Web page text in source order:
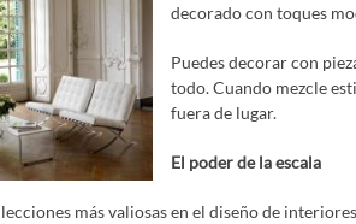
decorado con toques
Puedes decorar con
todo. Cuando mezcle
fuera de lugar.
El poder de la escala
lecciones más valiosas en el diseño de